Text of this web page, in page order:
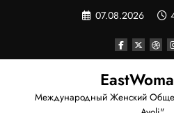
07.08.2026
Международный Женский